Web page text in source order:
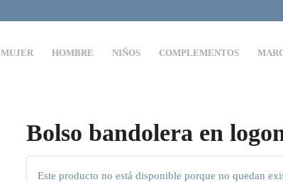
MUJER HOMBRE NIÑOS COMPLEMENTOS
Bolso bandolera en
Este producto no está disponible porque no quedan